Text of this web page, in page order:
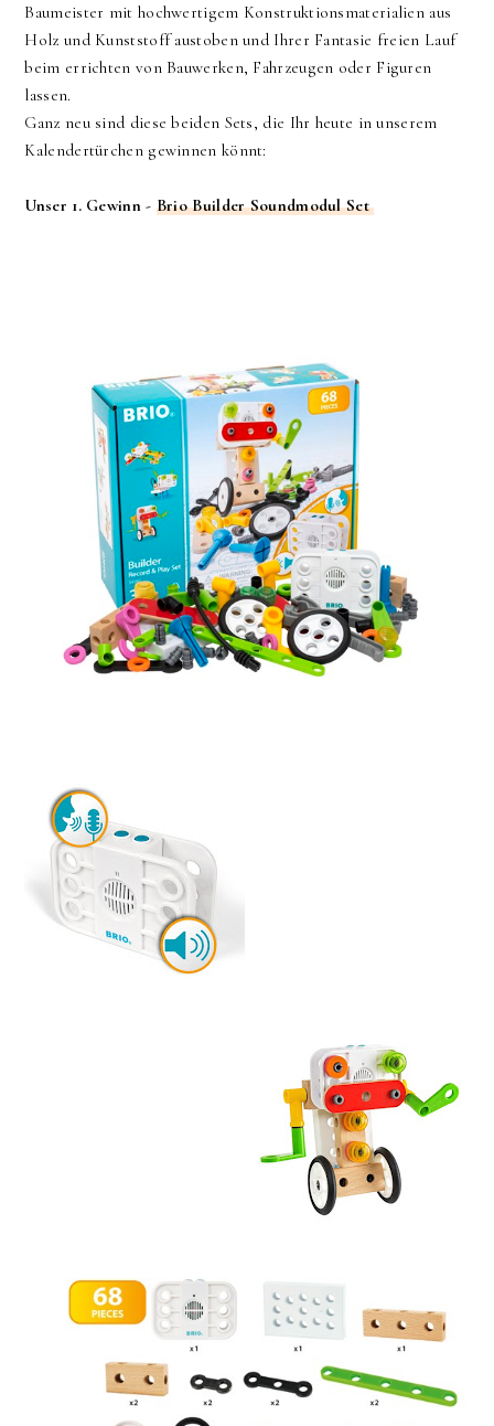
Baumeister mit hochwertigem Konstruktionsmaterialien aus
Holz und Kunststoff austoben und Ihrer Fantasie freien Lauf
beim errichten von Bauwerken, Fahrzeugen oder Figuren
lassen.
Ganz neu sind diese beiden Sets, die Ihr heute in unserem
Kalendertürchen gewinnen könnt:
Unser 1. Gewinn - Brio Builder Soundmodul Set